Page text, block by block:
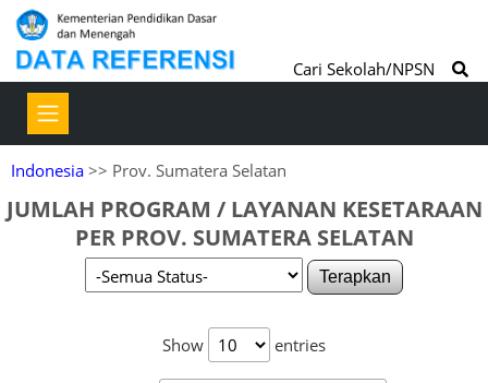
Cari Sekolah/NPSN
Indonesia >> Prov. Sumatera Selatan
JUMLAH PROGRAM / LAYANAN KESETARAAN
PER PROV. SUMATERA SELATAN
Terapkan
Show entries